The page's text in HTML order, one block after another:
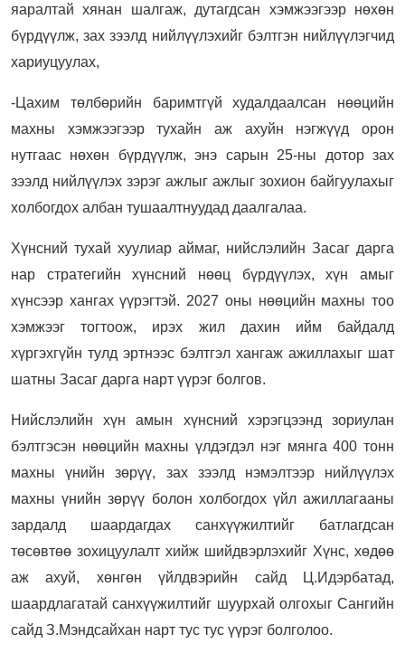
яаралтай хянан шалгаж, дутагдсан хэмжээгээр нөхөн
бүрдүүлж, зах зээлд нийлүүлэхийг бэлтгэн нийлүүлэгчид
хариуцуулах,
-Цахим төлбөрийн баримтгүй худалдаалсан нөөцийн
махны хэмжээгээр тухайн аж ахуйн нэгжүүд орон
нутгаас нөхөн бүрдүүлж, энэ сарын 25-ны дотор зах
зээлд нийлүүлэх зэрэг ажлыг ажлыг зохион байгуулахыг
холбогдох албан тушаалтнуудад даалгалаа.
Хүнсний тухай хуулиар аймаг, нийслэлийн Засаг дарга
нар стратегийн хүнсний нөөц бүрдүүлэх, хүн амыг
хүнсээр хангах үүрэгтэй. 2027 оны нөөцийн махны тоо
хэмжээг тогтоож, ирэх жил дахин ийм байдалд
хүргэхгүйн тулд эртнээс бэлтгэл хангаж ажиллахыг шат
шатны Засаг дарга нарт үүрэг болгов.
Нийслэлийн хүн амын хүнсний хэрэгцээнд зориулан
бэлтгэсэн нөөцийн махны үлдэгдэл нэг мянга 400 тонн
махны үнийн зөрүү, зах зээлд нэмэлтээр нийлүүлэх
махны үнийн зөрүү болон холбогдох үйл ажиллагааны
зардалд шаардагдах санхүүжилтийг батлагдсан
төсөвтөө зохицуулалт хийж шийдвэрлэхийг Хүнс, хөдөө
аж ахуй, хөнгөн үйлдвэрийн сайд Ц.Идэрбатад,
шаардлагатай санхүүжилтийг шуурхай олгохыг Сангийн
сайд З.Мэндсайхан нарт тус тус үүрэг болголоо.